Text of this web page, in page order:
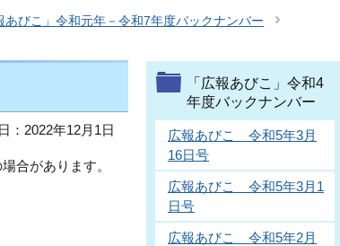
あびこ」令和元年－令和7年度バックナンバー
：2022年12月1日
合があります。
「広報あびこ」令和4
年度バックナンバー
広報あびこ 令和5年3月
16日号
広報あびこ 令和5年3月1
日号
広報あびこ 令和5年2月